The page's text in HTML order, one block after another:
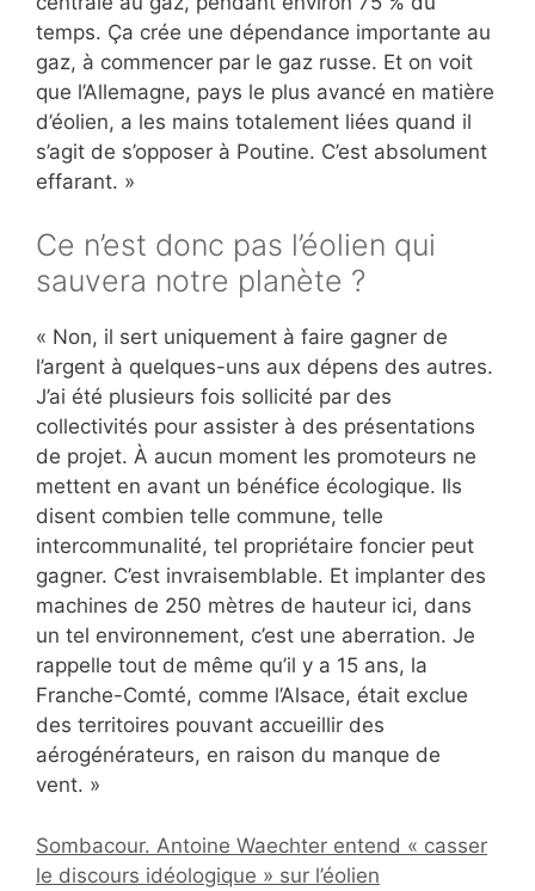
temps. Ça crée une dépendance importante au
gaz, à commencer par le gaz russe. Et on voit
que l’Allemagne, pays le plus avancé en matière
d’éolien, a les mains totalement liées quand il
s’agit de s’opposer à Poutine. C’est absolument
effarant. »
Ce n’est donc pas l’éolien qui
sauvera notre planète ?
« Non, il sert uniquement à faire gagner de
l’argent à quelques-uns aux dépens des autres.
J’ai été plusieurs fois sollicité par des
collectivités pour assister à des présentations
de projet. À aucun moment les promoteurs ne
mettent en avant un bénéfice écologique. Ils
disent combien telle commune, telle
intercommunalité, tel propriétaire foncier peut
gagner. C’est invraisemblable. Et implanter des
machines de 250 mètres de hauteur ici, dans
un tel environnement, c’est une aberration. Je
rappelle tout de même qu’il y a 15 ans, la
Franche-Comté, comme l’Alsace, était exclue
des territoires pouvant accueillir des
aérogénérateurs, en raison du manque de
vent. »
Sombacour. Antoine Waechter entend « casser
le discours idéologique » sur l’éolien